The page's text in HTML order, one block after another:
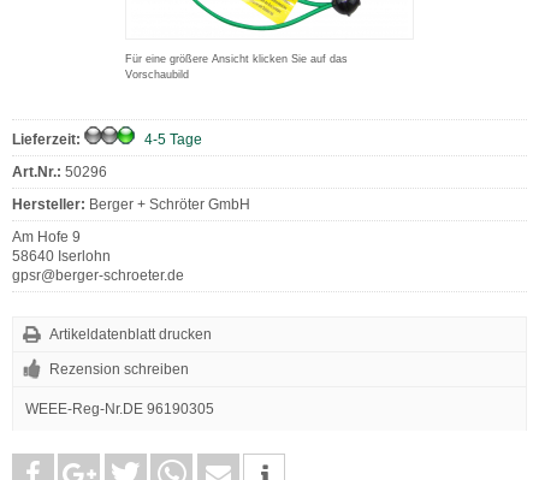
Für eine größere Ansicht klicken Sie auf das
Vorschaubild
Lieferzeit:
4-5 Tage
Art.Nr.: 50296
Hersteller: Berger + Schröter GmbH
Am Hofe 9
58640 Iserlohn
gpsr@berger-schroeter.de
Artikeldatenblatt drucken
Rezension schreiben
WEEE-Reg-Nr.DE 96190305